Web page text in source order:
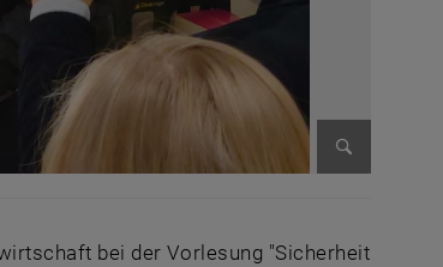
bei der Vorlesung "Sicherheit